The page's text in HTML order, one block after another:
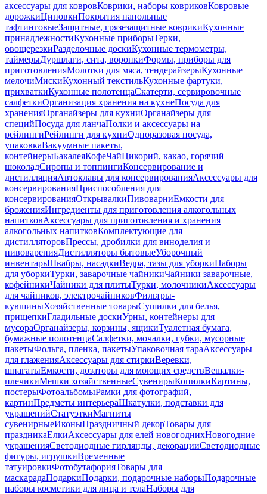
аксессуары для ковровКоврики, наборы ковриковКовровые
дорожкиЦиновкиПокрытия напольные
тафтинговыеЗащитные, грязезащитные коврикиКухонные
принадлежностиКухонные приборыТерки,
овощерезкиРазделочные доскиКухонные термометры,
таймерыДуршлаги, сита, воронкиФормы, приборы для
приготовленияМолотки для мяса, тендерайзерыКухонные
мелочиМискиКухонный текстильКухонные фартуки,
прихваткиКухонные полотенцаСкатерти, сервировочные
салфеткиОрганизация хранения на кухнеПосуда для
храненияОрганайзеры для кухниОрганайзеры для
специйПосуда для ланчаПолки и аксессуары на
рейлингиРейлинги для кухниОдноразовая посуда,
упаковкаВакуумные пакеты,
контейнерыБакалеяКофеЧайЦикорий, какао, горячий
шоколадСиропы и топпингиКонсервирование и
дистилляцияАвтоклавы для консервированияАксессуары для
консервированияПриспособления для
консервированияОткрывалкиПивоварниЕмкости для
броженияИнгредиенты для приготовления алкогольных
напитковАксессуары для приготовления и хранения
алкогольных напитковКомплектующие для
дистилляторовПрессы, дробилки для виноделия и
пивоваренияДистилляторы бытовыеУборочный
инвентарьШвабры, насадкиВедра, тазы для уборкиНаборы
для уборкиТурки, заварочные чайникиЧайники заварочные,
кофейникиЧайники для плитыТурки, молочникиАксессуары
для чайников, электрочайниковФильтры-
кувшиныХозяйственные товарыСушилки для белья,
прищепкиГладильные доскиУрны, контейнеры для
мусораОрганайзеры, корзины, ящикиТуалетная бумага,
бумажные полотенцаСалфетки, мочалки, губки, мусорные
пакетыФольга, пленка, пакетыУпаковочная тараАксессуары
для глаженияАксессуары для стиркиВеревки,
шпагатыЕмкости, дозаторы для моющих средствВешалки-
плечикиМешки хозяйственныеСувенирыКопилкиКартины,
постерыФотоальбомыРамки для фотографий,
картинПредметы интерьераШкатулки, подставки для
украшенийСтатуэткиМагниты
сувенирныеИконыПраздничный декорТовары для
праздникаЕлкиАксессуары для елей новогоднихНовогодние
украшенияСветодиодные гирлянды, декорацииСветодиодные
фигуры, игрушкиВременные
татуировкиФотобутафорияТовары для
маскарадаПодаркиПодарки, подарочные наборыПодарочные
наборы косметики для лица и телаНаборы для